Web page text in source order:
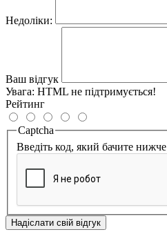
Недоліки:
Ваш відгук
Увага: HTML не підтримується!
Рейтинг
Captcha
Введіть код, який бачите нижче
Надіслати свій відгук